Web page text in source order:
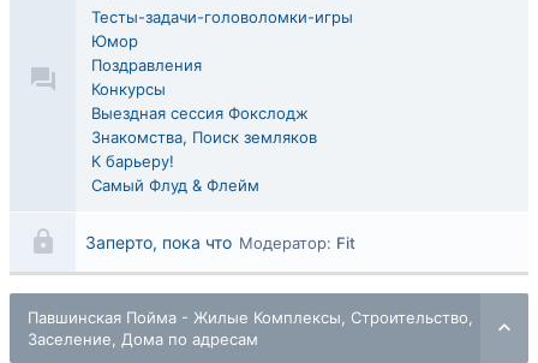
Тесты-задачи-головоломки-игры
Юмор
Поздравления
Конкурсы
Выездная сессия Фокслодж
Знакомства, Поиск земляков
К барьеру!
Самый Флуд & Флейм
Заперто, пока что Модератор: Fit
Павшинская Пойма - Жилые Комплексы, Строительство,
Заселение, Дома по адресам